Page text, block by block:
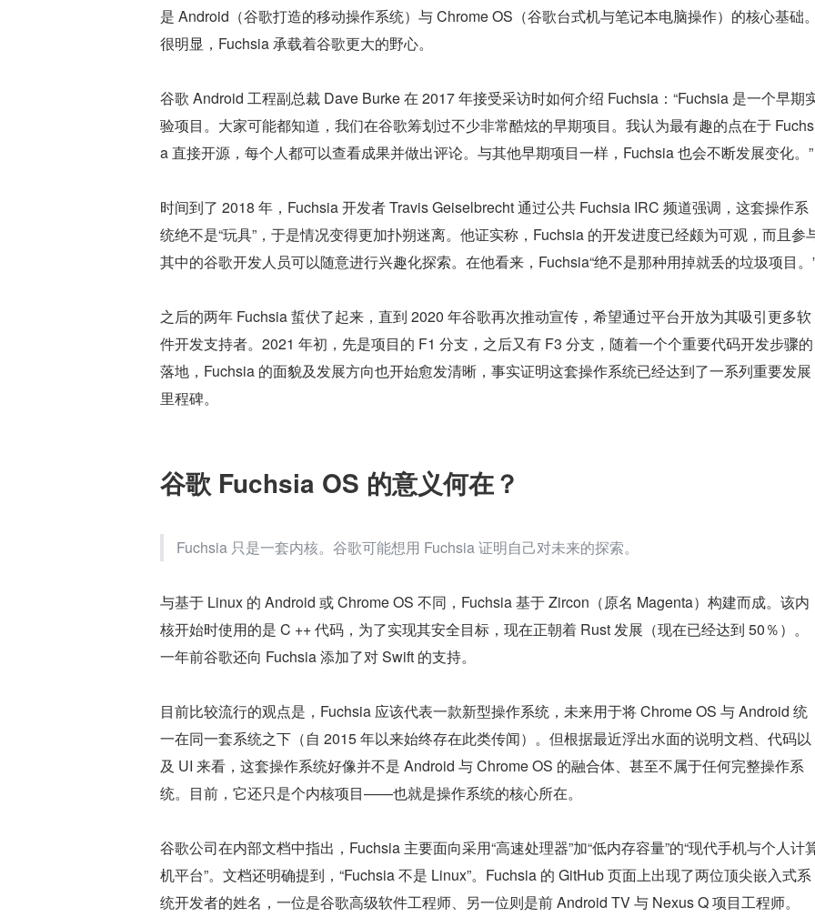
是 Android（谷歌打造的移动操作系统）与 Chrome OS（谷歌台式机与笔记本电脑操作）的核心基础。
很明显，Fuchsia 承载着谷歌更大的野心。
谷歌 Android 工程副总裁 Dave Burke 在 2017 年接受采访时如何介绍 Fuchsia：“Fuchsia 是一个早期
验项目。大家可能都知道，我们在谷歌筹划过不少非常酷炫的早期项目。我认为最有趣的点在于
a 直接开源，每个人都可以查看成果并做出评论。与其他早期项目一样，Fuchsia 也会不断发展变化。”
时间到了 2018 年，Fuchsia 开发者 Travis Geiselbrecht 通过公共 Fuchsia IRC 频道强调，这套操作系
统绝不是“玩具”，于是情况变得更加扑朔迷离。他证实称，Fuchsia 的开发进度已经颇为可观，而且参
其中的谷歌开发人员可以随意进行兴趣化探索。在他看来，Fuchsia“绝不是那种用掉就丢的垃圾项目。
之后的两年 Fuchsia 蜇伏了起来，直到 2020 年谷歌再次推动宣传，希望通过平台开放为其吸引更多软
件开发支持者。2021 年初，先是项目的 F1 分支，之后又有 F3 分支，随着一个个重要代码开发步骤的
落地，Fuchsia 的面貌及发展方向也开始愈发清晰，事实证明这套操作系统已经达到了一系列重要发展
里程碑。
谷歌 Fuchsia OS 的意义何在？
Fuchsia 只是一套内核。谷歌可能想用 Fuchsia 证明自己对未来的探索。
与基于 Linux 的 Android 或 Chrome OS 不同，Fuchsia 基于 Zircon（原名 Magenta）构建而成。该内
核开始时使用的是 C ++ 代码，为了实现其安全目标，现在正朝着 Rust 发展（现在已经达到 50％）。
一年前谷歌还向 Fuchsia 添加了对 Swift 的支持。
目前比较流行的观点是，Fuchsia 应该代表一款新型操作系统，未来用于将 Chrome OS 与 Android 统
一在同一套系统之下（自 2015 年以来始终存在此类传闻）。但根据最近浮出水面的说明文档、代码以
及 UI 来看，这套操作系统好像并不是 Android 与 Chrome OS 的融合体、甚至不属于任何完整操作系
统。目前，它还只是个内核项目——也就是操作系统的核心所在。
谷歌公司在内部文档中指出，Fuchsia 主要面向采用“高速处理器”加“低内存容量”的“现代手机与个人计
机平台”。文档还明确提到，“Fuchsia 不是 Linux”。Fuchsia 的 GitHub 页面上出现了两位顶尖嵌入式系
统开发者的姓名，一位是谷歌高级软件工程师、另一位则是前 Android TV 与 Nexus Q 项目工程师。